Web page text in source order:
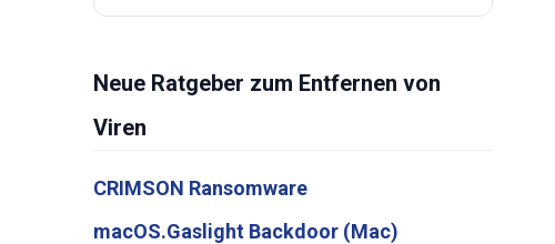
Neue Ratgeber zum Entfernen von
Viren
CRIMSON Ransomware
macOS.Gaslight Backdoor (Mac)